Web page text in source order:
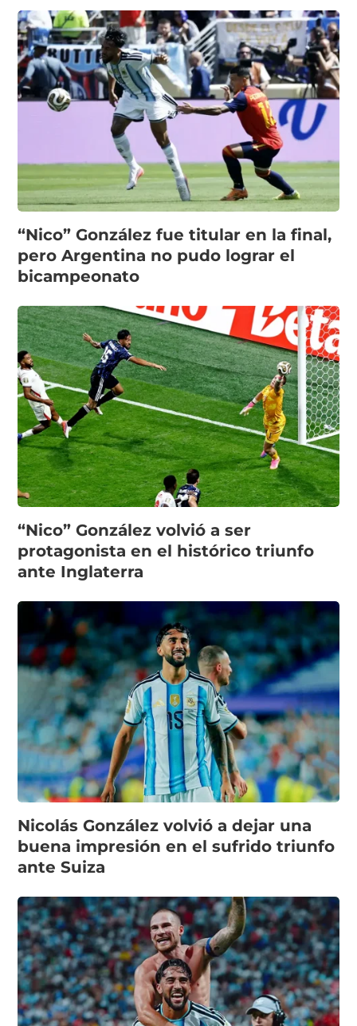
“Nico” González fue titular en la final,
pero Argentina no pudo lograr el
bicampeonato
“Nico” González volvió a ser
protagonista en el histórico triunfo
ante Inglaterra
Nicolás González volvió a dejar una
buena impresión en el sufrido triunfo
ante Suiza